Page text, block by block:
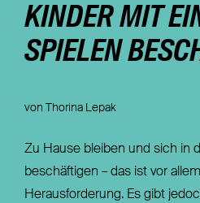
KINDER MIT
SPIELEN
von Thorina Lepak
Zu Hause bleiben und sich in
beschäftigen – das ist vor
Herausforderung. Es gibt